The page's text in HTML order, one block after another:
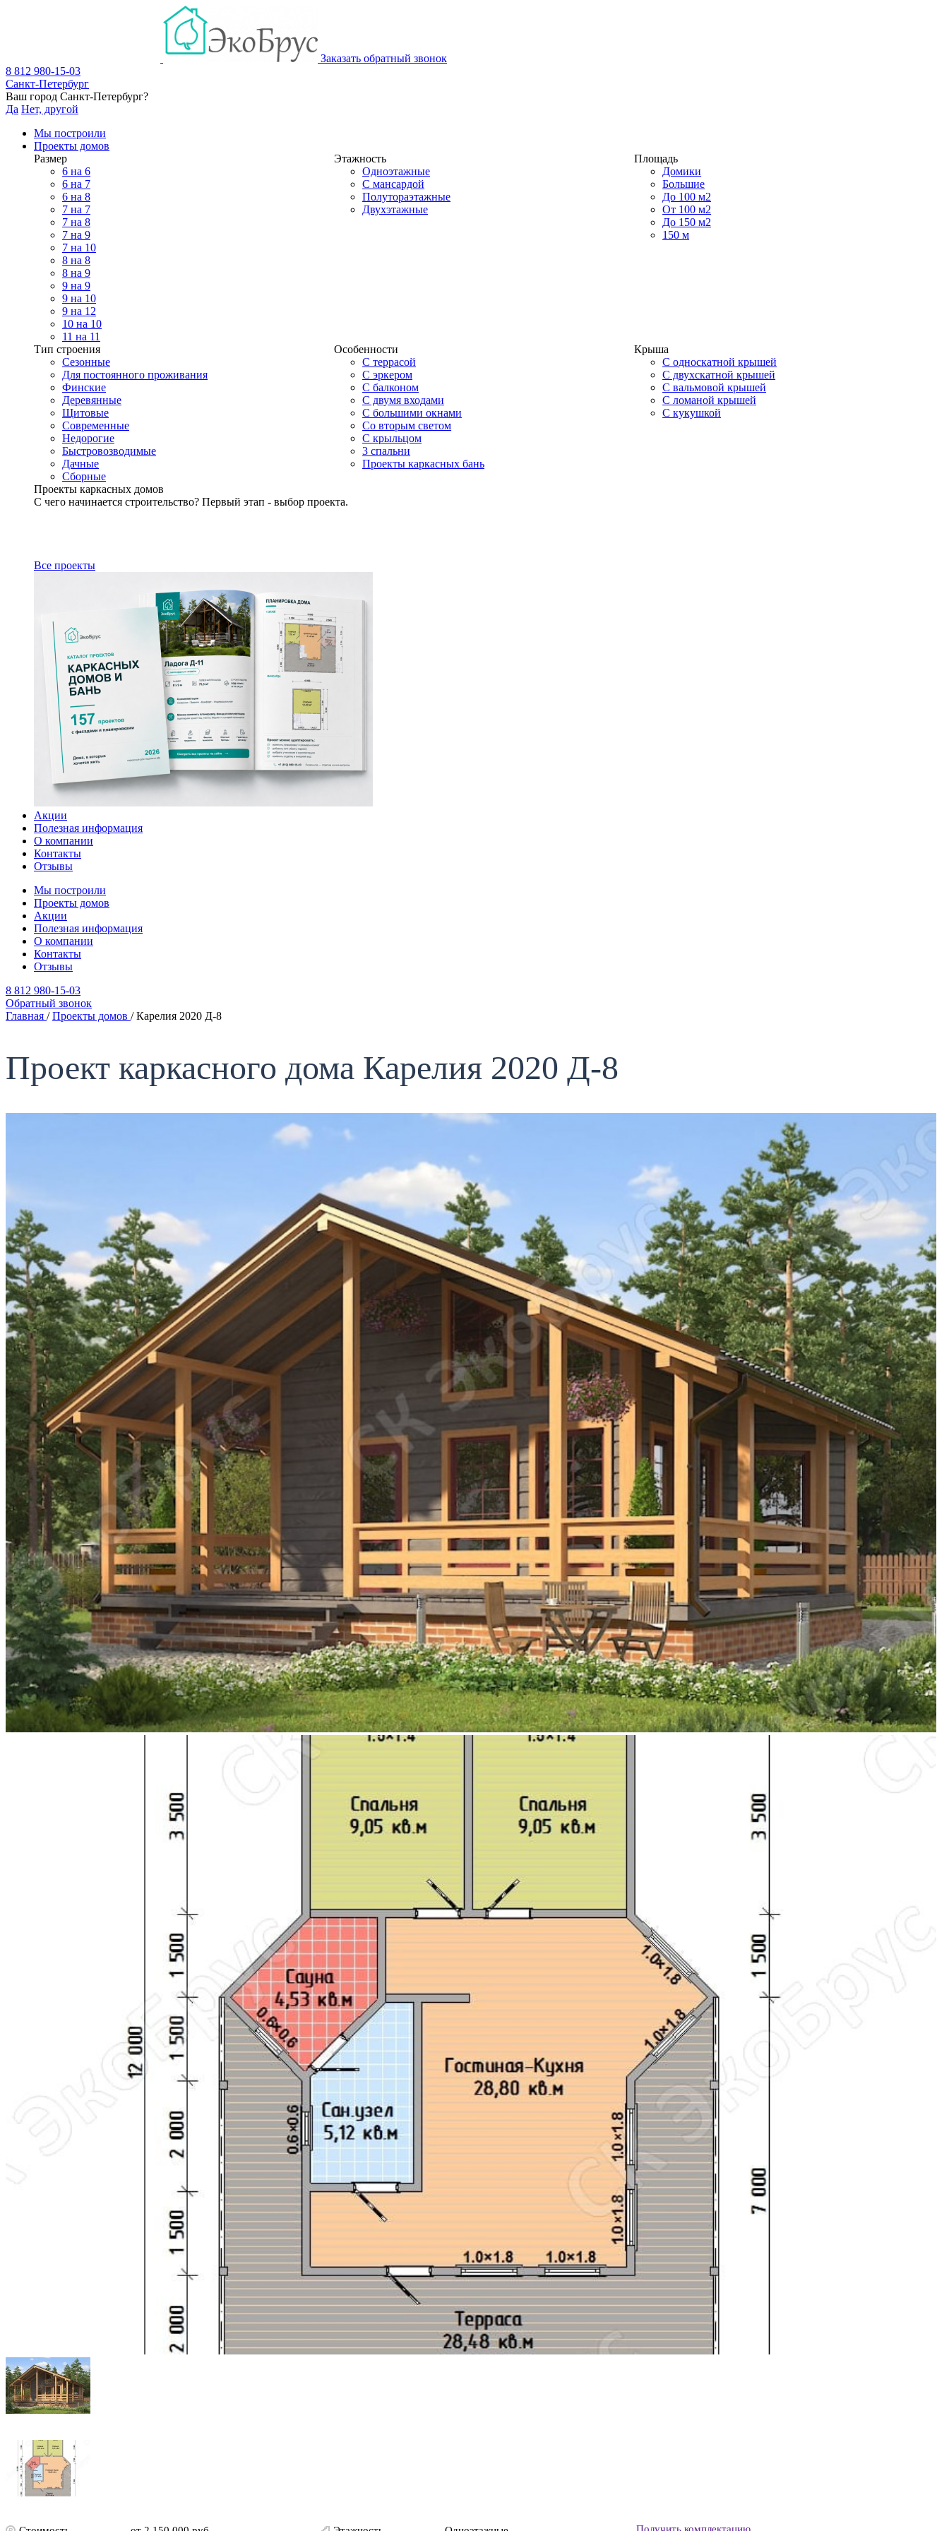
Заказать обратный звонок
8 812 980-15-03
Санкт-Петербург
Ваш город Санкт-Петербург?
Да Нет, другой
Мы построили
Проекты домов
Размер
6 на 6
6 на 7
6 на 8
7 на 7
7 на 8
7 на 9
7 на 10
8 на 8
8 на 9
9 на 9
9 на 10
9 на 12
10 на 10
11 на 11
Этажность
Одноэтажные
С мансардой
Полутораэтажные
Двухэтажные
Площадь
Домики
Большие
До 100 м2
От 100 м2
До 150 м2
150 м
Тип строения
Сезонные
Для постоянного проживания
Финские
Деревянные
Щитовые
Современные
Недорогие
Быстровозводимые
Дачные
Сборные
Особенности
С террасой
С эркером
С балконом
С двумя входами
С большими окнами
Со вторым светом
С крыльцом
3 спальни
Проекты каркасных бань
Крыша
С односкатной крышей
С двухскатной крышей
С вальмовой крышей
С ломаной крышей
С кукушкой
Проекты каркасных домов
С чего начинается строительство? Первый этап - выбор проекта.
Все проекты
Акции
Полезная информация
О компании
Контакты
Отзывы
Мы построили
Проекты домов
Акции
Полезная информация
О компании
Контакты
Отзывы
8 812 980-15-03
Обратный звонок
Главная / Проекты домов / Карелия 2020 Д-8
Проект каркасного дома Карелия 2020 Д-8